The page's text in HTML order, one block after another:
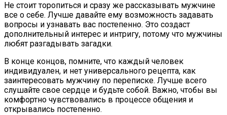
Не стоит торопиться и сразу же рассказывать мужчине
все о себе. Лучше давайте ему возможность задавать
вопросы и узнавать вас постепенно. Это создаст
дополнительный интерес и интригу, потому что мужчины
любят разгадывать загадки.
В конце концов, помните, что каждый человек
индивидуален, и нет универсального рецепта, как
заинтересовать мужчину по переписке. Лучше всего
слушайте свое сердце и будьте собой. Важно, чтобы вы
комфортно чувствовались в процессе общения и
открывались постепенно.